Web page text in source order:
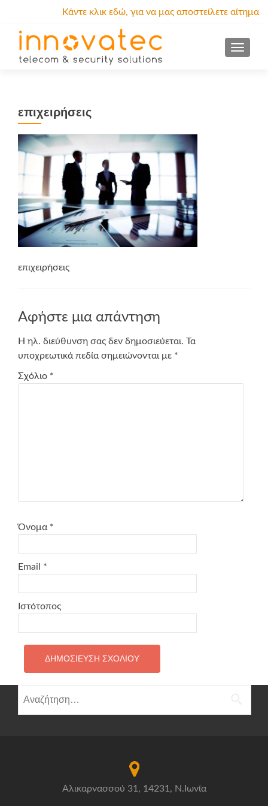
Κάντε κλικ εδώ, για να μας αποστείλετε αίτημα
προσφοράς.
MENU
επιχειρήσεις
επιχειρήσεις
Αφήστε μια απάντηση
Η ηλ. διεύθυνση σας δεν δημοσιεύεται. Τα
υποχρεωτικά πεδία σημειώνονται με *
Σχόλιο *
Όνομα *
Email *
Ιστότοπος
για:
Αλικαρνασσού 31, 14231, Ν.Ιωνία